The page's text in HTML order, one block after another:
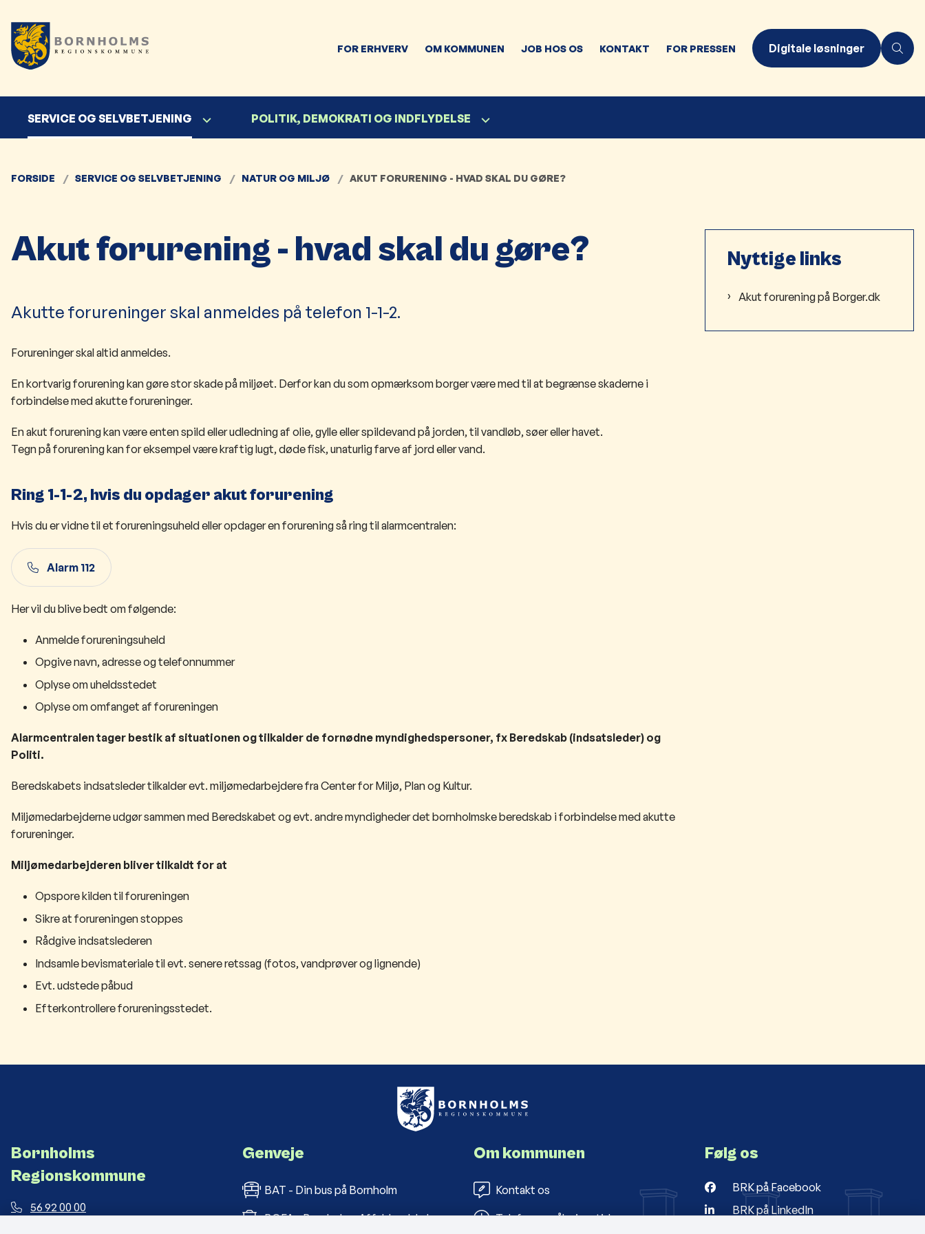
FOR ERHVERV OM KOMMUNEN JOB HOS OS KONTAKT FOR PRESSEN Digitale løsninger
SERVICE OG SELVBETJENING POLITIK, DEMOKRATI OG INDFLYDELSE
FORSIDE SERVICE OG SELVBETJENING NATUR OG MILJØ AKUT FORURENING - HVAD SKAL DU GØRE?
Akut forurening - hvad skal du gøre?
Akutte forureninger skal anmeldes på telefon 1-1-2.
Forureninger skal altid anmeldes.
En kortvarig forurening kan gøre stor skade på miljøet. Derfor kan du som opmærksom borger være med til at begrænse skaderne i
forbindelse med akutte forureninger.
En akut forurening kan være enten spild eller udledning af olie, gylle eller spildevand på jorden, til vandløb, søer eller havet.
Tegn på forurening kan for eksempel være kraftig lugt, døde fisk, unaturlig farve af jord eller vand.
Ring 1-1-2, hvis du opdager akut forurening
Hvis du er vidne til et forureningsuheld eller opdager en forurening så ring til alarmcentralen:
Alarm 112
Her vil du blive bedt om følgende:
Anmelde forureningsuheld
Opgive navn, adresse og telefonnummer
Oplyse om uheldsstedet
Oplyse om omfanget af forureningen
Alarmcentralen tager bestik af situationen og tilkalder de fornødne myndighedspersoner, fx Beredskab (indsatsleder) og
Politi.
Beredskabets indsatsleder tilkalder evt. miljømedarbejdere fra Center for Miljø, Plan og Kultur.
Miljømedarbejderne udgør sammen med Beredskabet og evt. andre myndigheder det bornholmske beredskab i forbindelse med akutte
forureninger.
Miljømedarbejderen bliver tilkaldt for at
Opspore kilden til forureningen
Sikre at forureningen stoppes
Rådgive indsatslederen
Indsamle bevismateriale til evt. senere retssag (fotos, vandprøver og lignende)
Evt. udstede påbud
Efterkontrollere forureningsstedet.
Nyttige links
Akut forurening på Borger.dk
Bornholms
Regionskommune
56 92 00 00
Genveje
BAT - Din bus på Bornholm
BOFA - Bornholms Affaldsselskab
Om kommunen
Kontakt os
Telefon- og åbningstider
Følg os
BRK på Facebook
BRK på LinkedIn